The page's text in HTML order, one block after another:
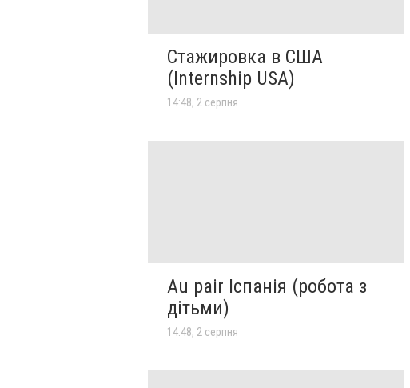
Стажировка в США
(Internship USA)
14:48, 2 серпня
Au pair Іспанія (робота з
дітьми)
14:48, 2 серпня